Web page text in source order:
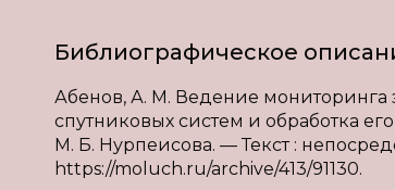
Библиографическое
Абенов, А. М. Ведение
спутниковых систем и обработка
М. Б. Нурпеисова. — Текст :
https://moluch.ru/archive/413/91130.